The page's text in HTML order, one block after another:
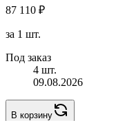
87 110 ₽
за 1 шт.
Под заказ
4 шт.
09.08.2026
В корзину